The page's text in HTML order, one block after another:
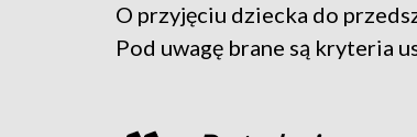
O przyjęciu dziecka do
Pod uwagę brane są kryteria